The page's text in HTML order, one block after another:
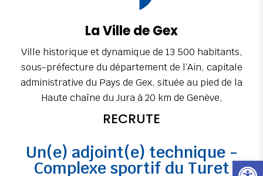
Ouvrir
La Ville de Gex
Ville historique et dynamique de 13 500 habitants,
sous-préfecture du département de l’Ain, capitale
administrative du Pays de Gex, située au pied de la
Haute chaîne du Jura à 20 km de Genève,
RECRUTE
Un(e) adjoint(e) technique -
Complexe sportif du Turet